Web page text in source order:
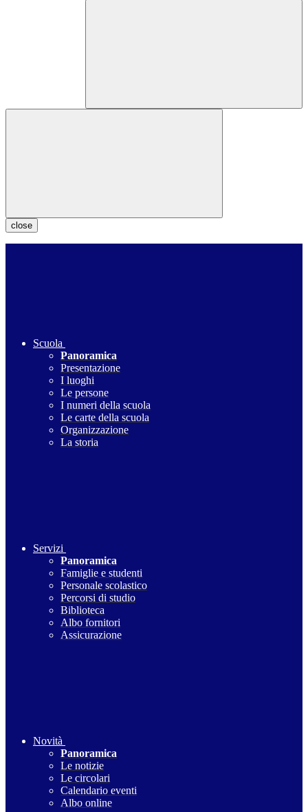
close
Scuola
Panoramica
Presentazione
I luoghi
Le persone
I numeri della scuola
Le carte della scuola
Organizzazione
La storia
Servizi
Panoramica
Famiglie e studenti
Personale scolastico
Percorsi di studio
Biblioteca
Albo fornitori
Assicurazione
Novità
Panoramica
Le notizie
Le circolari
Calendario eventi
Albo online